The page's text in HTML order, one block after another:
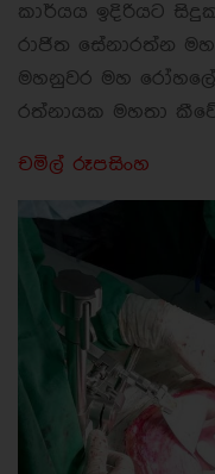
කාර්යය ඉදිරියට
රාජිත සේනාරත්න
මහනුවර මහ
රත්නායක මහතා
චමිල් රූපසිංහ